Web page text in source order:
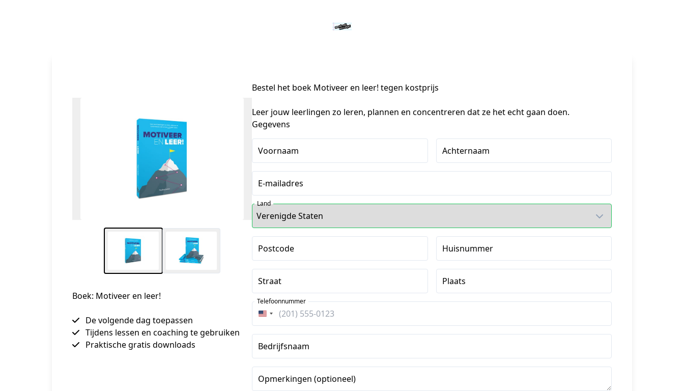
Boek: Motiveer en leer!
De volgende dag toepassen
Tijdens lessen en coaching te gebruiken
Praktische gratis downloads
Bestel het boek Motiveer en leer!tegen kostprijs
Leer jouw leerlingen zo leren, plannen en concentreren dat ze het echt gaan doen.
Gegevens
Voornaam Achternaam
E-mailadres
Land
Postcode Huisnummer
Straat Plaats
Verenigde
Staten
+1
Telefoonnummer
Bedrijfsnaam
Opmerkingen (optioneel)